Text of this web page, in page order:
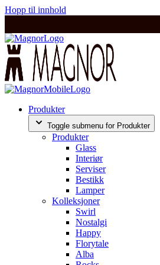
Hopp til innhold
Produkter
Toggle submenu for Produkter
Produkter
Glass
Interiør
Serviser
Bestikk
Lamper
Kolleksjoner
Swirl
Nostalgi
Happy
Florytale
Alba